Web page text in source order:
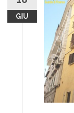
GIU